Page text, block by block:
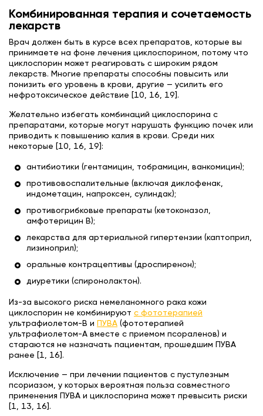
Комбинированная терапия и сочетаемость
лекарств
Врач должен быть в курсе всех препаратов, которые вы
принимаете на фоне лечения циклоспорином, потому что
циклоспорин может реагировать с широким рядом
лекарств. Многие препараты способны повысить или
понизить его уровень в крови, другие — усилить его
нефротоксическое действие [10, 16, 19].
Желательно избегать комбинаций циклоспорина с
препаратами, которые могут нарушать функцию почек или
приводить к повышению калия в крови. Среди них
некоторые [10, 16, 19]:
антибиотики (гентамицин, тобрамицин, ванкомицин);
противовоспалительные (включая диклофенак,
индометацин, напроксен, сулиндак);
противогрибковые препараты (кетоконазол,
амфотерицин B);
лекарства для артериальной гипертензии (каптоприл,
лизиноприл);
оральные контрацептивы (дроспиренон);
диуретики (спиронолактон).
Из-за высокого риска немеланомного рака кожи
циклоспорин не комбинируют с фототерапией
ультрафиолетом-B и ПУВА (фототерапией
ультрафиолетом-A вместе с приемом псораленов) и
стараются не назначать пациентам, прошедшим ПУВА
ранее [1, 16].
Исключение — при лечении пациентов с пустулезным
псориазом, у которых вероятная польза совместного
применения ПУВА и циклоспорина может превысить риски
[1, 13, 16].